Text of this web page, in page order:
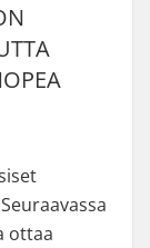
ottaa